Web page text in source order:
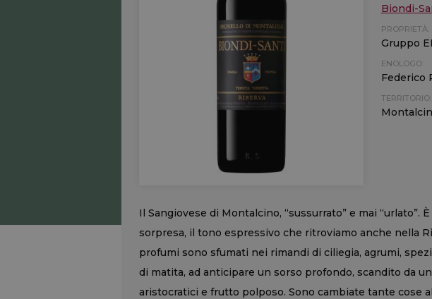
Biondi-
PROPRIETÀ:
Gruppo
ENOLOGO:
Federico
TERRITORIO:
Il Sangiovese di Montalcino, “sussurrato” e mai “urlato”.
sorpresa, il tono espressivo che ritroviamo anche nella
profumi sono sfumati nei rimandi di ciliegia, agrumi,
di matita, ad anticipare un sorso profondo, scandito da
aristocratici e frutto polposo. Sono cambiate tante cose